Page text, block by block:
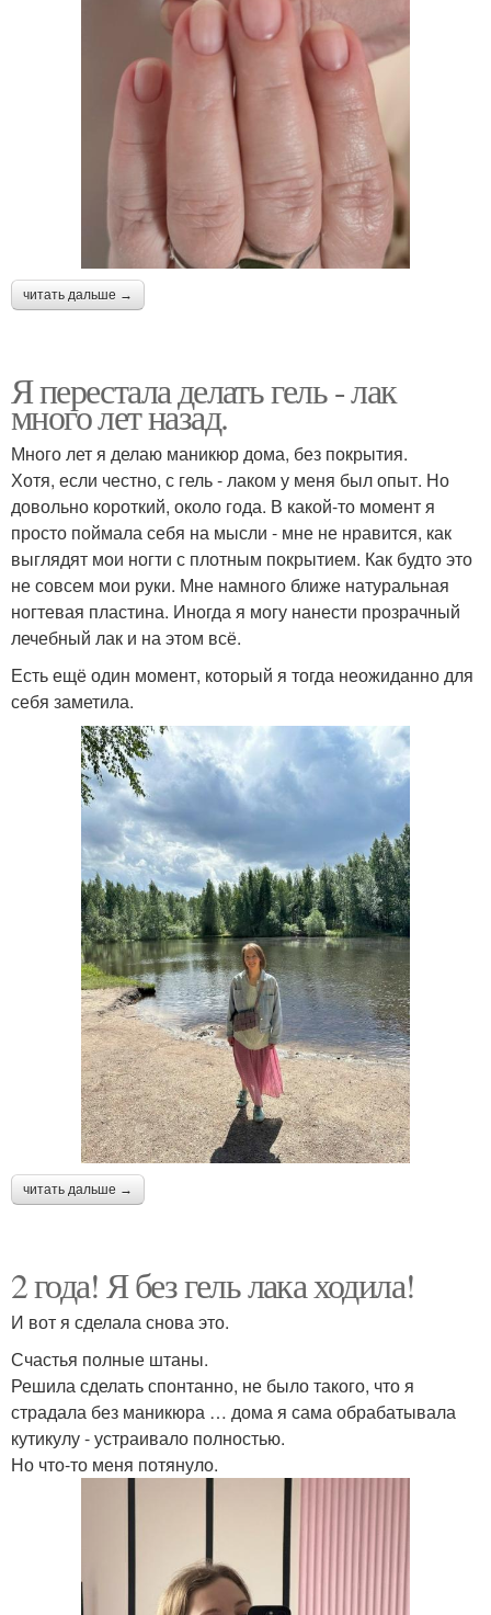
читать дальше →
Я перестала делать гель - лак
много лет назад.
Много лет я делаю маникюр дома, без покрытия.
Хотя, если честно, с гель - лаком у меня был опыт. Но
довольно короткий, около года. В какой-то момент я
просто поймала себя на мысли - мне не нравится, как
выглядят мои ногти с плотным покрытием. Как будто это
не совсем мои руки. Мне намного ближе натуральная
ногтевая пластина. Иногда я могу нанести прозрачный
лечебный лак и на этом всё.
Есть ещё один момент, который я тогда неожиданно для
себя заметила.
читать дальше →
2 года! Я без гель лака ходила!
И вот я сделала снова это.
Счастья полные штаны.
Решила сделать спонтанно, не было такого, что я
страдала без маникюра … дома я сама обрабатывала
кутикулу - устраивало полностью.
Но что-то меня потянуло.